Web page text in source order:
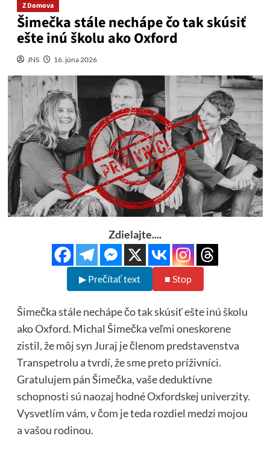
Z Domova
Šimečka stále nechápe čo tak skúsiť
ešte inú školu ako Oxford
JNS 16. júna 2026
Zdielajte....
▶ Prečítať text ■ Stop
Šimečka stále nechápe čo tak skúsiť ešte inú školu
ako Oxford. Michal Šimečka veľmi oneskorene
zistil, že môj syn Juraj je členom predstavenstva
Transpetrolu a tvrdí, že sme preto príživníci.
Gratulujem pán Šimečka, vaše deduktívne
schopnosti sú naozaj hodné Oxfordskej univerzity.
Vysvetlím vám, v čom je teda rozdiel medzi mojou
a vašou rodinou.